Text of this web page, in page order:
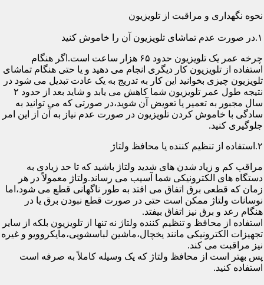
نحوه نگهداری و مراقبت از تلویزیون
۱.در صورت عدم تماشای تلویزیون آن را خاموش کنید
چرخه عمر یک تلویزیون حدود ۶۵ هزار ساعت است.اگر هنگام
استفاده از تلویزیون کار دیگری انجام می دهید و یا حتی هنگام تماشای
تلویزیون چیزی بخوانید این کار به تدریج به یک عادت تبدیل می شود در
نتیجه طول عمر تلویزیون شما کاهش می یابد و شاید بعد از حدود ۲
سال مجبور به تعمیر یا تعویض آن شوید،در صورتی که می توانید به
سادگی با خاموش کردن تلویزیون در صورت عدم نیاز به آن از این امر
جلوگیری کنید.
۲.استفاده از تنظیم کننده یا محافظ ولتاژ
مراقب کم و زیاد شدن های شدید ولتاژ باشید که تا حد زیادی به
دستگاه های الکترونیکی شما آسیب می رساند.ولتاژ معمولاً در هر
زمان که قطعی برق اتفاق می افتد به طور ناگهانی قطع می شود،اما
نوسانات ولتاژ ممکن است حتی در صورت قطع نبودن برق یا در
هنگام رعد و برق نیز اتفاق بیفتد.
استفاده از محافظ و تنظیم کننده ولتاژ نه تنها از تلویزیون بلکه از سایر
تجهیزات الکترونیکی مانند یخچال،ماشین لباسشویی،مایکروویو و غیره
نیز مراقبت می کند.
پس بهتر است از محافظ ولتاژ که یک وسیله کاملاً به صرفه است
استفاده کنید.